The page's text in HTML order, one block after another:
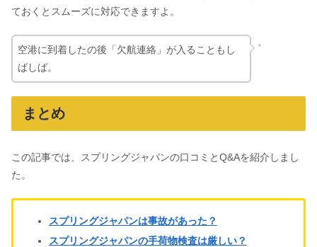
ておくとスムーズに対応できますよ。
空港に到着したの後「欠航連絡」が入ることもし
ばしば。
まとめ
この記事では、スプリングジャパンの口コミとQ&Aを紹介しまし
た。
スプリングジャパンは事故があった？
スプリングジャパンの手荷物検査は厳しい？